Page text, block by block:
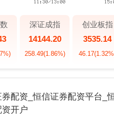
深证成指
14144.20
258.49(1.86%)
创业板指
3535.14
46.17
配资_恒信证券配资平台_
开户